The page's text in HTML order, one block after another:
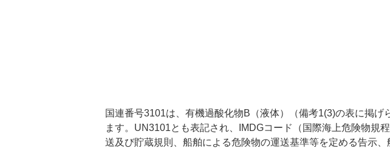
国連番号3101は、有機過酸化物B（液体）（備考1(3)の表に掲げ
ます。UN3101とも表記され、IMDGコード（国際海上危険物規
送及び貯蔵規則、船舶による危険物の運送基準等を定める告示